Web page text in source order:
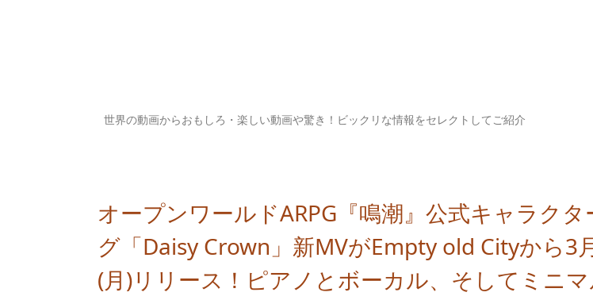
世界の動画からおもしろ・楽しい動画や驚き！ビックリな情報をセレクトしてご紹介
オープンワールドARPG『鳴潮』公式キャラクタ
グ「Daisy Crown」新MVがEmpty old Cityから3
(月)リリース！ピアノとボーカル、そしてミニ